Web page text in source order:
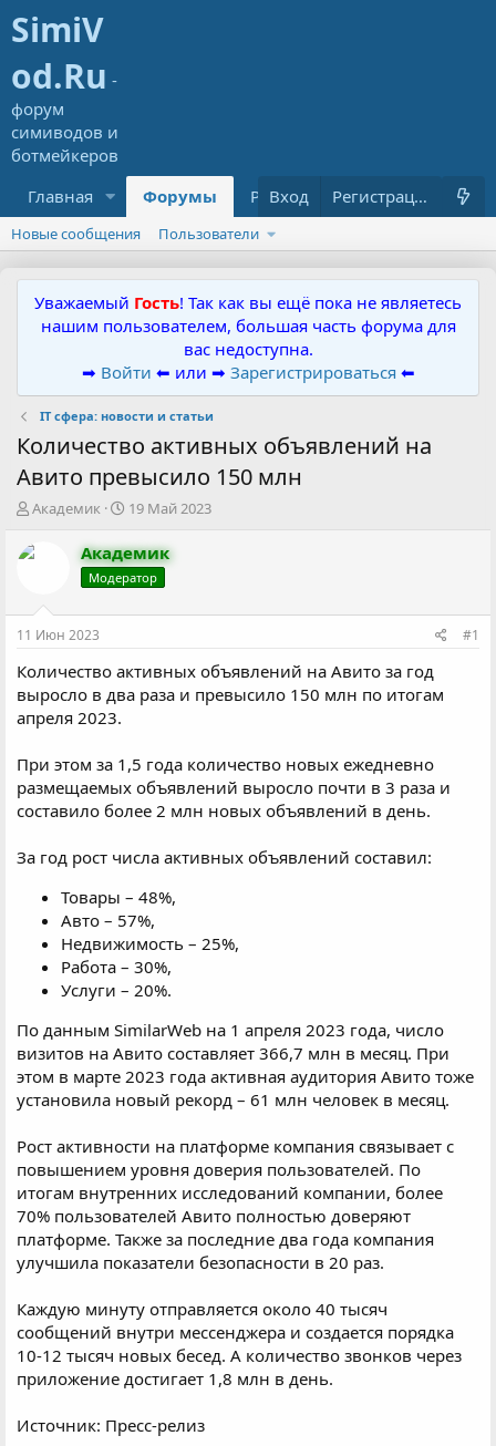
Главная Форумы Ресурсы Что нового?
Вход Регистрация
Новые сообщения Пользователи
Уважаемый Гость! Так как вы ещё пока не являетесь
нашим пользователем, большая часть форума для
вас недоступна.
➡ Войти ⬅ или ➡ Зарегистрироваться ⬅
IT сфера: новости и статьи
Количество активных объявлений на
Авито превысило 150 млн
А
т
е
м
ы
Академик
Д
т
а
н
л
19 Май 2023
Академик
Модератор
11 Июн 2023 #1
Количество активных объявлений на Авито за год
выросло в два раза и превысило 150 млн по итогам
апреля 2023.
При этом за 1,5 года количество новых ежедневно
размещаемых объявлений выросло почти в 3 раза и
составило более 2 млн новых объявлений в день.
За год рост числа активных объявлений составил:
Товары – 48%,
Авто – 57%,
Недвижимость – 25%,
Работа – 30%,
Услуги – 20%.
По данным SimilarWeb на 1 апреля 2023 года, число
визитов на Авито составляет 366,7 млн в месяц. При
этом в марте 2023 года активная аудитория Авито тоже
установила новый рекорд – 61 млн человек в месяц.
Рост активности на платформе компания связывает с
повышением уровня доверия пользователей. По
итогам внутренних исследований компании, более
70% пользователей Авито полностью доверяют
платформе. Также за последние два года компания
улучшила показатели безопасности в 20 раз.
Каждую минуту отправляется около 40 тысяч
сообщений внутри мессенджера и создается порядка
10-12 тысяч новых бесед. А количество звонков через
приложение достигает 1,8 млн в день.
Источник: Пресс-релиз